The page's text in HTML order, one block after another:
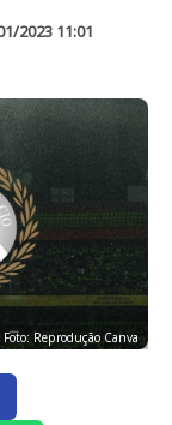
2023 11:01
Reprodução Canva